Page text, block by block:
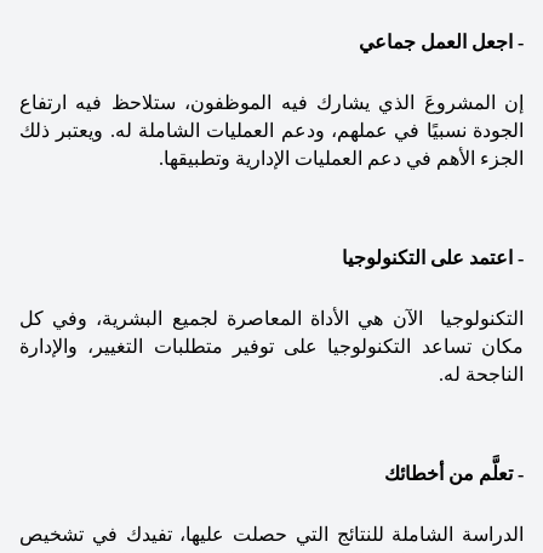
- اجعل العمل جماعي
الجزء الأهم في دعم العمليات الإدارية وتطبيقها.
- اعتمد على التكنولوجيا
الناجحة له.
- تعلَّم من أخطائك